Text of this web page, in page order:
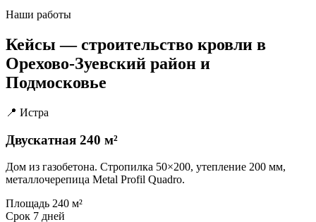
Наши работы
Кейсы — строительство кровли в
Орехово-Зуевский район и
Подмосковье
📍 Истра
Двускатная 240 м²
Дом из газобетона. Стропилка 50×200, утепление 200 мм,
металлочерепица Metal Profil Quadro.
Площадь 240 м²
Срок 7 дней